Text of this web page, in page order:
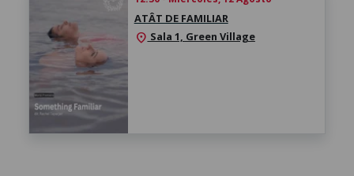
ATÂT DE FAMILIAR
location_on Sala 1, Green Village